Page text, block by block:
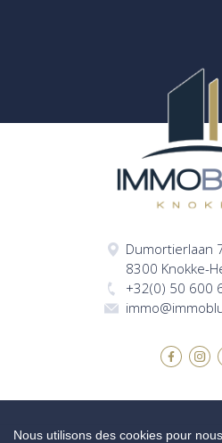
Dumortierlaan
8300 Knokke-
+32(0) 50 600
Nous utilisons des cookies pour